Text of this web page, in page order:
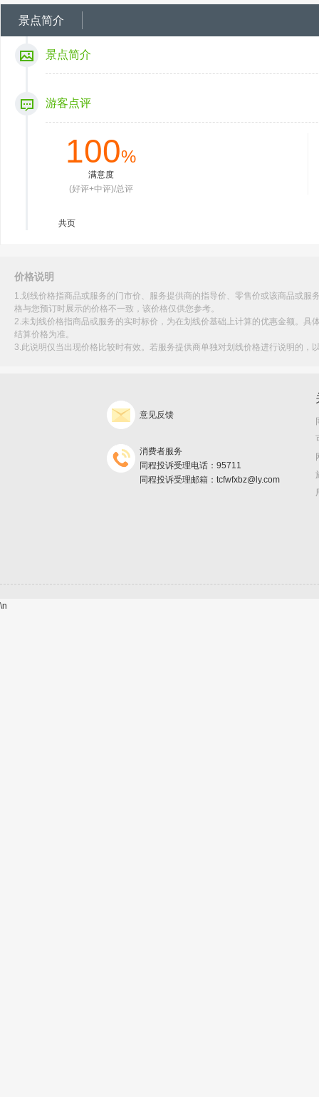
景点简介
景点简介
游客点评
100%
满意度
(好评+中评)/总评
共页
价格说明
1.划线价格指商品或服务的门市价、服务提供商的指导价、零售价或该商品或
格与您预订时展示的价格不一致，该价格仅供您参考。
2.未划线价格指商品或服务的实时标价，为在划线价基础上计算的优惠金额。
结算价格为准。
3.此说明仅当出现价格比较时有效。若服务提供商单独对划线价格进行说明的
意见反馈
消费者服务
同程投诉受理电话：95711
同程投诉受理邮箱：tcfwfxbz@ly.com
\n